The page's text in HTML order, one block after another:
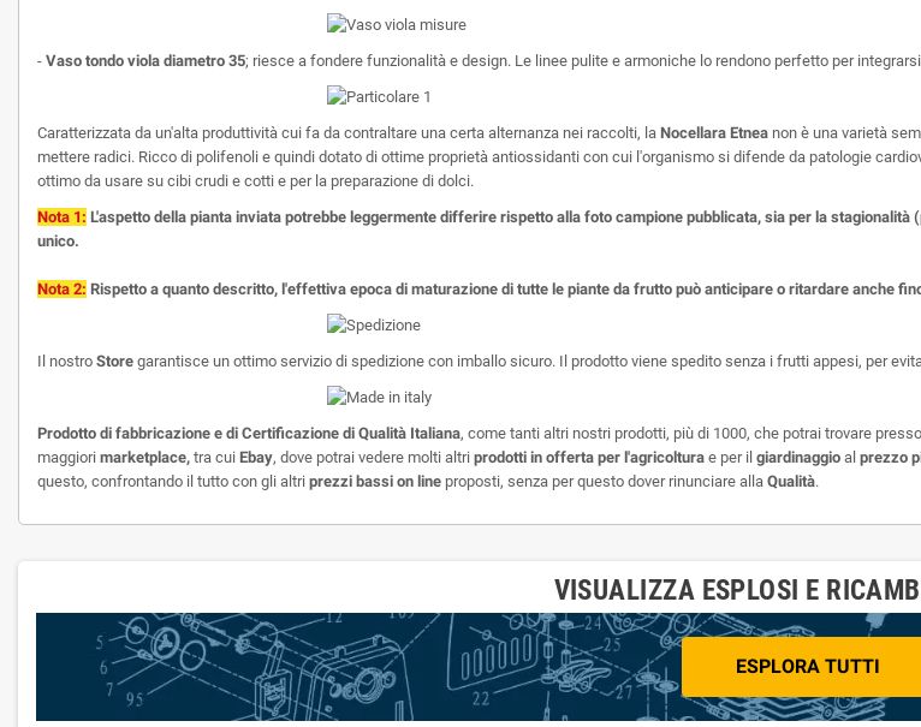
- Vaso tondo viola diametro 35; riesce a fondere funzionalità e design. Le linee pulite e armoniche lo rendono perfetto per
Caratterizzata da un'alta produttività cui fa da contraltare una certa alternanza nei raccolti, la Nocellara Etnea non è una varietà
mettere radici. Ricco di polifenoli e quindi dotato di ottime proprietà antiossidanti con cui l'organismo si difende da patologie
ottimo da usare su cibi crudi e cotti e per la preparazione di dolci.
Nota 1: L'aspetto della pianta inviata potrebbe leggermente differire rispetto alla foto campione pubblicata, sia per la
unico.
Nota 2: Rispetto a quanto descritto, l'effettiva epoca di maturazione di tutte le piante da frutto può anticipare o ritardare anche
Il nostro Store garantisce un ottimo servizio di spedizione con imballo sicuro. Il prodotto viene spedito senza i frutti appesi, per
Prodotto di fabbricazione e di Certificazione di Qualità Italiana, come tanti altri nostri prodotti, più di 1000, che potrai trovare
maggiori marketplace, tra cui Ebay, dove potrai vedere molti altri prodotti in offerta per l'agricoltura e per il giardinaggio al prezzo
questo, confrontando il tutto con gli altri prezzi bassi on line proposti, senza per questo dover rinunciare alla Qualità.
VISUALIZZA ESPLOSI E
ESPLORA TUTTI